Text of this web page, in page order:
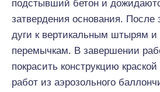
подстывший бетон и
затвердения основания. После
дуги к вертикальным штырям и
перемычкам. В завершении
покрасить конструкцию
работ из аэрозольного